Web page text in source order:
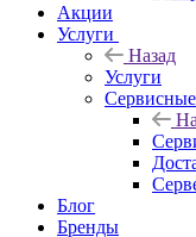
Акции
Услуги
Назад
Услуги
Блог
Бренды